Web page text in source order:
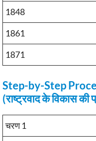
1848
1861
1871
Step-by-Step
(राष्ट्रवाद के विकास की
चरण 1